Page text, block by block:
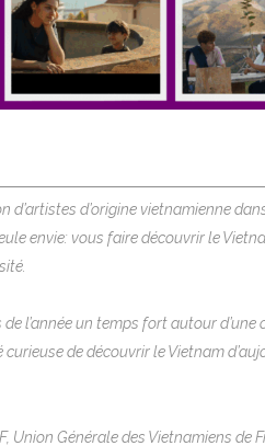
d’origine vietnamienne
envie: vous faire découvrir le
l’année un temps fort autour
de découvrir le Vietnam
Union Générale des Vietnamiens de